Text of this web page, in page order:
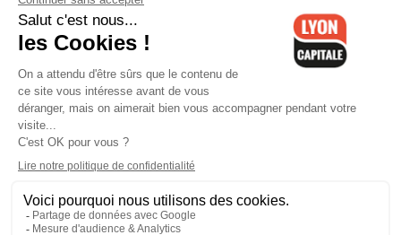
Contactez-nous-Mentions légales-CGV-Politique de
confidentialité-Gestion des cookies